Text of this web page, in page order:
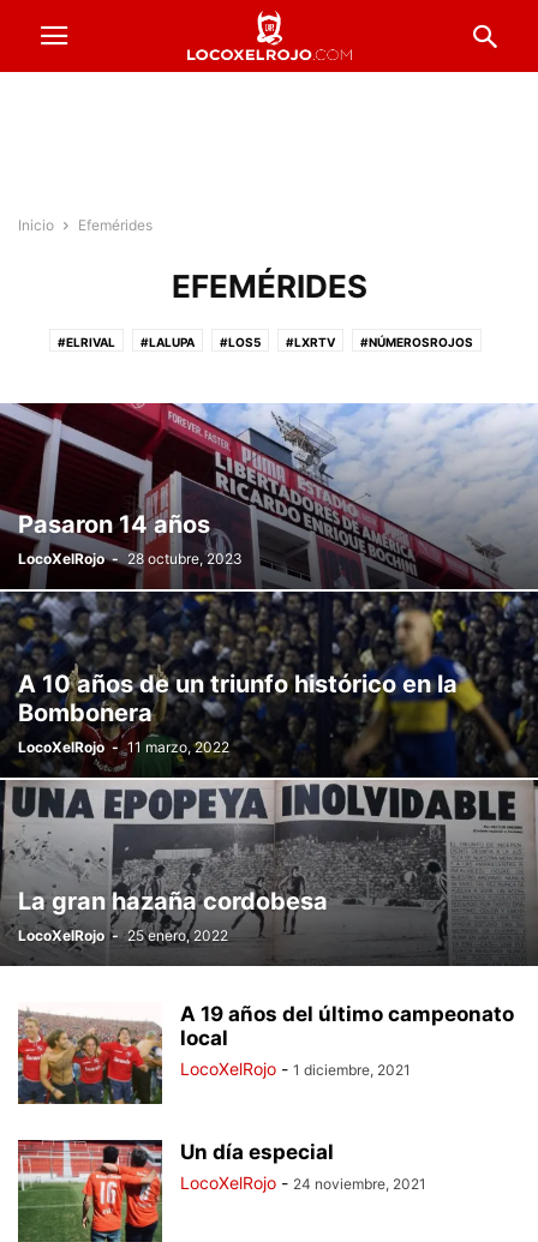
Inicio Efemérides
EFEMÉRIDES
#ELRIVAL #LALUPA #LOS5 #LXRTV #NÚMEROSROJOS
#VENTADEENTRADAS ACTUALIDAD COPA ARGENTINA
FORMACIONES FÚTBOL FEMENINO FÚTBOL PROFESIONAL
INFERIORES INSTITUCIONALES LA PREVIA RESERVA
Pasaron 14 años
LocoXelRojo - 28 octubre, 2023
A 10 años de un triunfo histórico en la
Bombonera
LocoXelRojo - 11 marzo, 2022
La gran hazaña cordobesa
LocoXelRojo - 25 enero, 2022
A 19 años del último campeonato
local
LocoXelRojo - 1 diciembre, 2021
Un día especial
LocoXelRojo - 24 noviembre, 2021